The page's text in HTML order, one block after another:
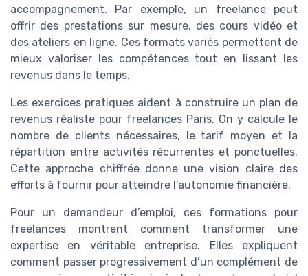
accompagnement. Par exemple, un freelance peut
offrir des prestations sur mesure, des cours vidéo et
des ateliers en ligne. Ces formats variés permettent de
mieux valoriser les compétences tout en lissant les
revenus dans le temps.
Les exercices pratiques aident à construire un plan de
revenus réaliste pour freelances Paris. On y calcule le
nombre de clients nécessaires, le tarif moyen et la
répartition entre activités récurrentes et ponctuelles.
Cette approche chiffrée donne une vision claire des
efforts à fournir pour atteindre l’autonomie financière.
Pour un demandeur d’emploi, ces formations pour
freelances montrent comment transformer une
expertise en véritable entreprise. Elles expliquent
comment passer progressivement d’un complément de